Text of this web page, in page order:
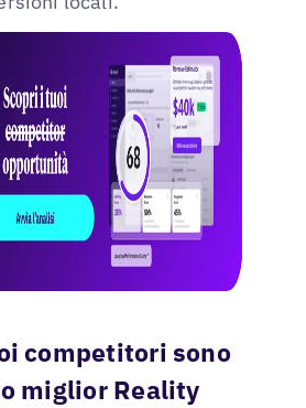
competitori sono
miglior Reality